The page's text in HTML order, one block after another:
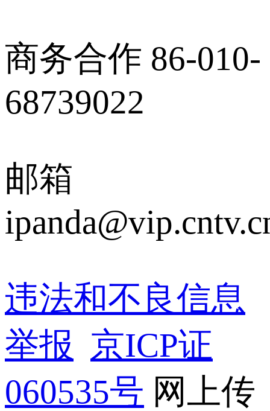
商务合作 86-010-
68739022
邮箱
违法和不良信息
举报 京ICP证
060535号 网上传